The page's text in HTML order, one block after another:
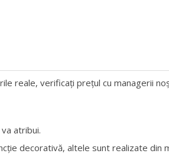
reale, verificați prețul cu managerii
atribui.
decorativă, altele sunt realizate din